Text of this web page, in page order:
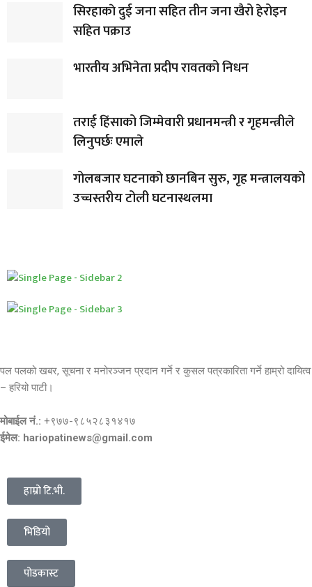
सिरहाकाे दुई जना सहित तीन जना खैरो हेरोइन
सहित पक्राउ
भारतीय अभिनेता प्रदीप रावतको निधन
तराई हिंसाको जिम्मेवारी प्रधानमन्त्री र गृहमन्त्रीले
लिनुपर्छः एमाले
गोलबजार घटनाको छानबिन सुरु, गृह मन्त्रालयको
उच्चस्तरीय टोली घटनास्थलमा
पल पलको खबर, सूचना र मनोरञ्जन प्रदान गर्ने र कुसल पत्रकारिता गर्ने हाम्रो दायित्व
– हरियो पाटी।
मोबाईल नं.: +९७७-९८५२८३१४१७
ईमेल: hariopatinews@gmail.com
हाम्रो टि.भी.
भिडियो
पोडकास्ट